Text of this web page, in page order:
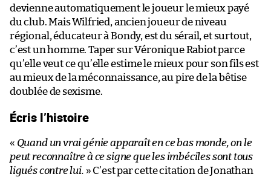
devienne automatiquement le joueur le mieux payé
du club. Mais Wilfried, ancien joueur de niveau
régional, éducateur à Bondy, est du sérail, et surtout,
c’est un homme. Taper sur Véronique Rabiot parce
qu’elle veut ce qu’elle estime le mieux pour son fils est
au mieux de la méconnaissance, au pire de la bêtise
doublée de sexisme.
Écris l’histoire
« Quand un vrai génie apparaît en ce bas monde, on le
peut reconnaître à ce signe que les imbéciles sont tous
ligués contre lui. » C’est par cette citation de Jonathan